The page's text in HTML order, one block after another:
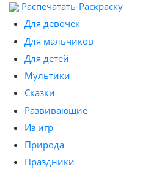
Распечатать-Раскраску
Для девочек
Для мальчиков
Для детей
Мультики
Сказки
Развивающие
Из игр
Природа
Праздники